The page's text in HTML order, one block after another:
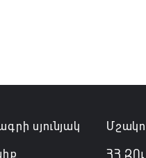
սյունյակ
ՀՀ